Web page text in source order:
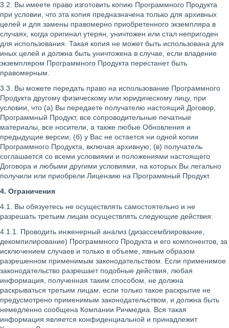
3.2. Вы имеете право изготовить копию Программного Продукта
при условии, что эта копия предназначена только для архивных
целей и для замены правомерно приобретенного экземпляра в
случаях, когда оригинал утерян, уничтожен или стал непригоден
для использования. Такая копия не может быть использована для
иных целей и должна быть уничтожена в случае, если владение
экземпляром Программного Продукта перестанет быть
правомерным.
3.3. Вы можете передать право на использование Программного
Продукта другому физическому или юридическому лицу, при
условии, что (a) Вы передаете получателю настоящий Договор,
Программный Продукт, все сопроводительные печатные
материалы, все носители, а также любые Обновления и
предыдущие версии; (б) у Вас не остается ни одной копии
Программного Продукта, включая архивную; (в) получатель
соглашается со всеми условиями и положениями настоящего
Договора и любыми другими условиями, на которых Вы легально
получили или приобрели Лицензию на Программный Продукт.
4. Ограничения
4.1. Вы обязуетесь не осуществлять самостоятельно и не
разрешать третьим лицам осуществлять следующие действия:
4.1.1. Проводить инженерный анализ (дизассемблирование,
декомпилирование) Программного Продукта и его компонентов, за
исключением случаев и только в объеме, явным образом
разрешенном применимым законодательством. Если применимое
законодательство разрешает подобные действия, любая
информация, полученная таким способом, не должна
раскрываться третьим лицам, если только такое раскрытие не
предусмотрено применимым законодательством, и должна быть
немедленно сообщена Компании Ричмедиа. Вся такая
информация является конфиденциальной и принадлежит